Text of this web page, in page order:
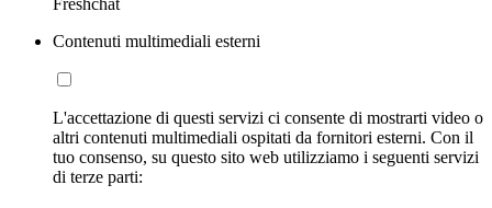
Contenuti multimediali esterni
L'accettazione di questi servizi ci consente di mostrarti video o
altri contenuti multimediali ospitati da fornitori esterni. Con il
tuo consenso, su questo sito web utilizziamo i seguenti servizi
di terze parti: